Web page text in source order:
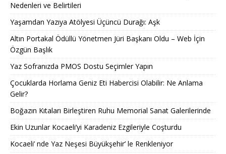
Nedenleri ve Belirtileri
Yaşamdan Yazıya Atölyesi Üçüncü Durağı: Aşk
Altın Portakal Ödüllü Yönetmen Jüri Başkanı Oldu – Web İçin
Özgün Başlık
Yaz Sofranızda PMOS Dostu Seçimler Yapın
Çocuklarda Horlama Geniz Eti Habercisi Olabilir: Ne Anlama
Gelir?
Boğazın Kıtaları Birleştiren Ruhu Memorial Sanat Galerilerinde
Ekin Uzunlar Kocaeli’yi Karadeniz Ezgileriyle Coşturdu
Kocaeli’ nde Yaz Neşesi Büyükşehir’ le Renkleniyor